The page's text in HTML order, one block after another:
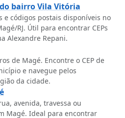
bairro Vila Vitória
e códigos postais disponíveis no
RJ. Útil para encontrar CEPs
Alexandre Repani.
de Magé. Encontre o CEP de
e navegue pelos
da cidade.
avenida, travessa ou
Magé. Ideal para encontrar